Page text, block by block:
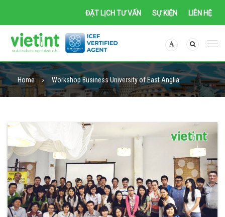
ĐẶT LỊCH TƯ VẤN SỰ KIỆN LIÊN HỆ
Home Workshop Business University of East Anglia